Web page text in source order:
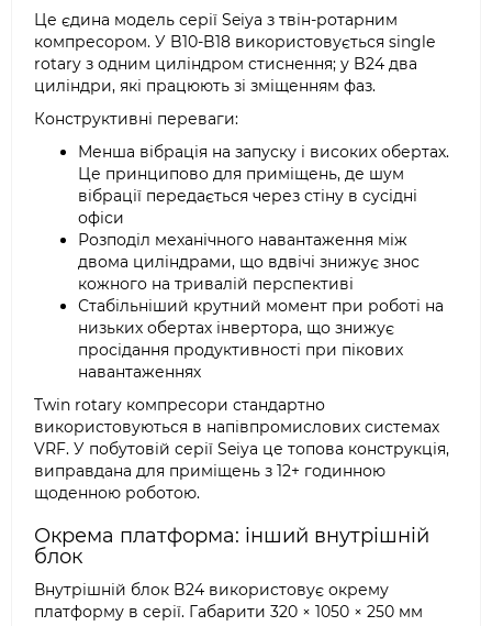
Це єдина модель серії Seiya з твін-ротарним
компресором. У B10-B18 використовується single
rotary з одним циліндром стиснення; у B24 два
циліндри, які працюють зі зміщенням фаз.
Конструктивні переваги:
Менша вібрація на запуску і високих обертах.
Це принципово для приміщень, де шум
вібрації передається через стіну в сусідні
офіси
Розподіл механічного навантаження між
двома циліндрами, що вдвічі знижує знос
кожного на тривалій перспективі
Стабільніший крутний момент при роботі на
низьких обертах інвертора, що знижує
просідання продуктивності при пікових
навантаженнях
Twin rotary компресори стандартно
використовуються в напівпромислових системах
VRF. У побутовій серії Seiya це топова конструкція,
виправдана для приміщень з 12+ годинною
щоденною роботою.
Окрема платформа: інший внутрішній
блок
Внутрішній блок B24 використовує окрему
платформу в серії. Габарити 320 × 1050 × 250 мм